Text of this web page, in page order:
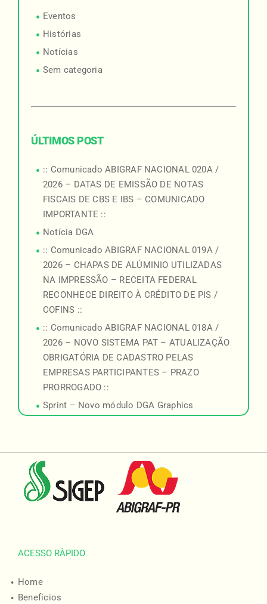
Eventos
Histórias
Notícias
Sem categoria
ÚLTIMOS POST
:: Comunicado ABIGRAF NACIONAL 020A /
2026 – DATAS DE EMISSÃO DE NOTAS
FISCAIS DE CBS E IBS – COMUNICADO
IMPORTANTE ::
Notícia DGA
:: Comunicado ABIGRAF NACIONAL 019A /
2026 – CHAPAS DE ALÚMINIO UTILIZADAS
NA IMPRESSÃO – RECEITA FEDERAL
RECONHECE DIREITO À CRÉDITO DE PIS /
COFINS ::
:: Comunicado ABIGRAF NACIONAL 018A /
2026 – NOVO SISTEMA PAT – ATUALIZAÇÃO
OBRIGATÓRIA DE CADASTRO PELAS
EMPRESAS PARTICIPANTES – PRAZO
PRORROGADO ::
Sprint – Novo módulo DGA Graphics
ACESSO RÀPIDO
Home
Benefícios